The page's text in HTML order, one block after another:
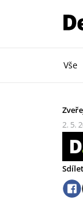
Vše
2. 5.
Sdílet